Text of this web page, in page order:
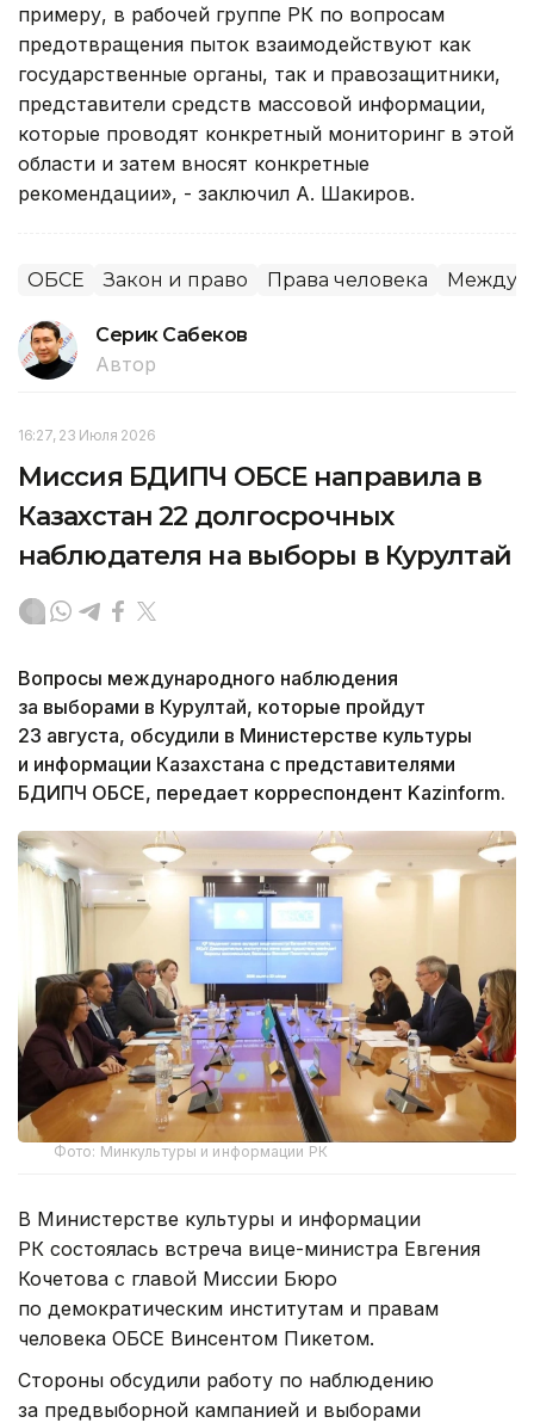
примеру, в рабочей группе РК по вопросам
предотвращения пыток взаимодействуют как
государственные органы, так и правозащитники,
представители средств массовой информации,
которые проводят конкретный мониторинг в этой
области и затем вносят конкретные
рекомендации», - заключил А. Шакиров.
ОБСЕ Закон и право Права человека
Серик Сабеков
Автор
16:27, 23 Июля 2026
Миссия БДИПЧ ОБСЕ направила в
Казахстан 22 долгосрочных
наблюдателя на выборы в Курултай
Вопросы международного наблюдения
за выборами в Курултай, которые пройдут
23 августа, обсудили в Министерстве культуры
и информации Казахстана с представителями
БДИПЧ ОБСЕ, передает корреспондент Kazinform.
Фото: Минкультуры и информации РК
В Министерстве культуры и информации
РК состоялась встреча вице-министра Евгения
Кочетова с главой Миссии Бюро
по демократическим институтам и правам
человека ОБСЕ Винсентом Пикетом.
Стороны обсудили работу по наблюдению
за предвыборной кампанией и выборами